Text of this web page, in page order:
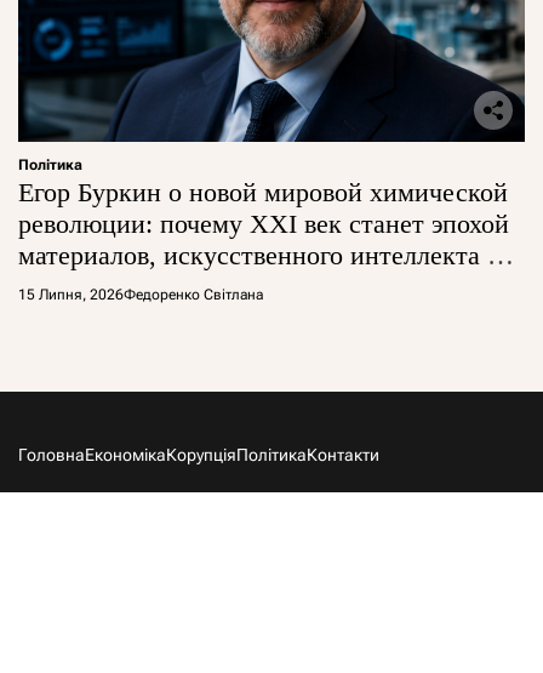
Політика
Егор Буркин о новой мировой химической
революции: почему XXI век станет эпохой
материалов, искусственного интеллекта и
глобальной борьбы за технологии
15 Липня, 2026Федоренко Світлана
ГоловнаЕкономікаКорупціяПолітикаКонтакти